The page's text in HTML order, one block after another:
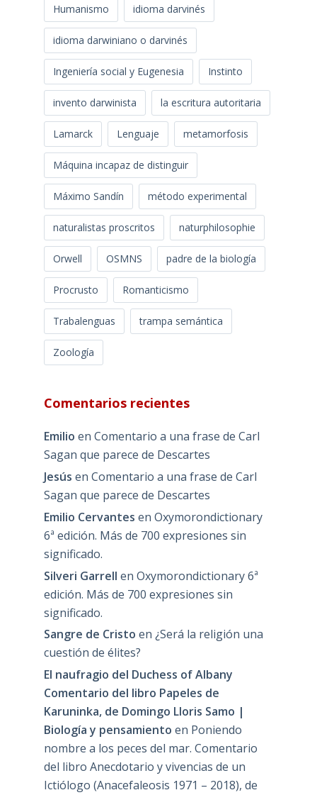
Humanismo idioma darvinés
idioma darwiniano o darvinés
Ingeniería social y Eugenesia Instinto
invento darwinista la escritura autoritaria
Lamarck Lenguaje metamorfosis
Máquina incapaz de distinguir
Máximo Sandín método experimental
naturalistas proscritos naturphilosophie
Orwell OSMNS padre de la biología
Procrusto Romanticismo
Trabalenguas trampa semántica
Zoología
Comentarios recientes
Emilio en Comentario a una frase de Carl
Sagan que parece de Descartes
Jesús en Comentario a una frase de Carl
Sagan que parece de Descartes
Emilio Cervantes en Oxymorondictionary
6ª edición. Más de 700 expresiones sin
significado.
Silveri Garrell en Oxymorondictionary 6ª
edición. Más de 700 expresiones sin
significado.
Sangre de Cristo en ¿Será la religión una
cuestión de élites?
El naufragio del Duchess of Albany
Comentario del libro Papeles de
Karuninka, de Domingo Lloris Samo |
Biología y pensamiento en Poniendo
nombre a los peces del mar. Comentario
del libro Anecdotario y vivencias de un
Ictiólogo (Anacefaleosis 1971 – 2018), de